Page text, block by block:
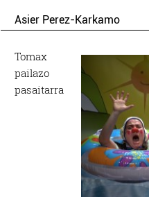
Asier Perez-Karkamo
Tomax
pailazo
pasaitarra